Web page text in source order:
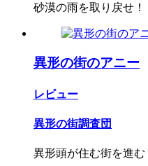
砂漠の雨を取り戻せ！
異形の街のアニー
レビュー
異形の街調査団
異形頭が住む街を進